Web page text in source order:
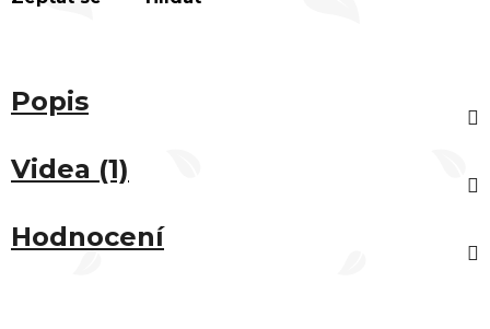
Popis
Videa (1)
Hodnocení